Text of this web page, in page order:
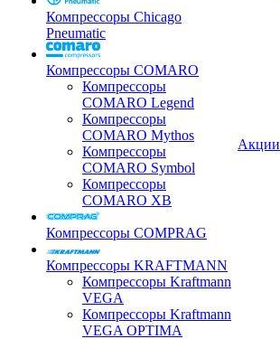
Компрессоры Chicago
Pneumatic
Компрессоры COMARO
Компрессоры
COMARO Legend
Компрессоры
COMARO Mythos
Компрессоры
COMARO Symbol
Компрессоры
COMARO XB
Компрессоры COMPRAG
Компрессоры KRAFTMANN
Компрессоры Kraftmann
VEGA
Компрессоры Kraftmann
VEGA OPTIMA
Акции